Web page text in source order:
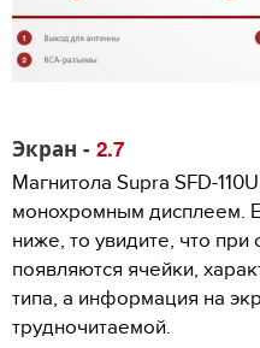
Экран - 2.7
Магнитола Supra SFD-
монохромным дисплеем.
ниже, то увидите, что
появляются ячейки,
типа, а информация на
трудночитаемой.